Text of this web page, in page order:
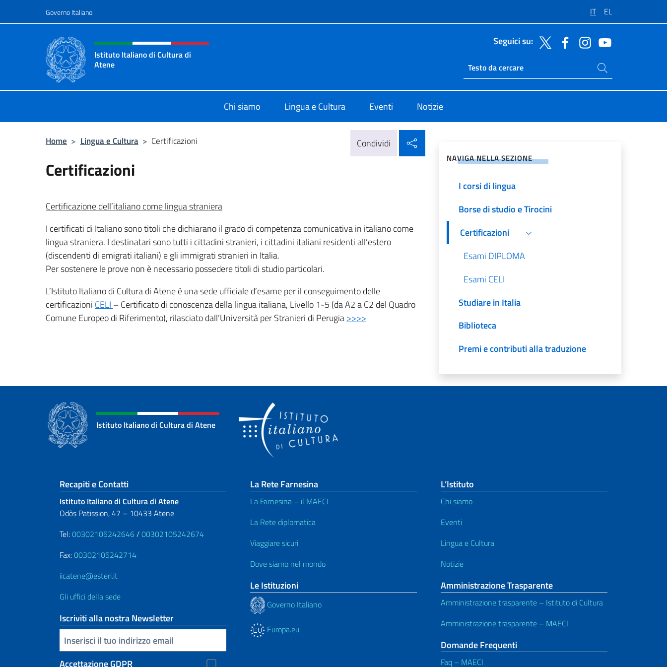
Governo Italiano IT EL
Intestazione sito, social e menù
Istituto Italiano di Cultura di
Atene
Seguici su:
Ricerca sito live
Cerca nel sito
Chi siamo Lingua e Cultura Eventi Notizie
Home > Lingua e Cultura > Certificazioni Condividi
Certificazioni
Certificazione dell’italiano come lingua straniera
I certificati di Italiano sono titoli che dichiarano il grado di competenza comunicativa in italiano come
lingua straniera. I destinatari sono tutti i cittadini stranieri, i cittadini italiani residenti all’estero
(discendenti di emigrati italiani) e gli immigrati stranieri in Italia.
Per sostenere le prove non è necessario possedere titoli di studio particolari.
L’Istituto Italiano di Cultura di Atene è una sede ufficiale d’esame per il conseguimento delle
certificazioni CELI – Certificato di conoscenza della lingua italiana, Livello 1-5 (da A2 a C2 del Quadro
Comune Europeo di Riferimento), rilasciato dall’Università per Stranieri di Perugia>>>>
NAVIGA NELLA SEZIONE
I corsi di lingua
Borse di studio e Tirocini
Certificazioni
Esami DIPLOMA
Esami CELI
Studiare in Italia
Biblioteca
Premi e contributi alla traduzione
Istituto Italiano di Cultura di Atene
Sezione footer
Recapiti e Contatti
Istituto Italiano di Cultura di Atene
Odòs Patission, 47 – 10433 Atene
Tel:00302105242646 /00302105242674
Fax:00302105242714
iicatene@esteri.it
Gli uffici della sede
Iscriviti alla nostra Newsletter
Inserisci la tua email
Accettazione GDPR
La Rete Farnesina
La Farnesina – il MAECI
La Rete diplomatica
Viaggiare sicuri
Dove siamo nel mondo
Le Istituzioni
Governo Italiano
Europa.eu
L’Istituto
Chi siamo
Eventi
Lingua e Cultura
Notizie
Amministrazione Trasparente
Amministrazione trasparente – Istituto di Cultura
Amministrazione trasparente – MAECI
Domande Frequenti
Faq – MAECI